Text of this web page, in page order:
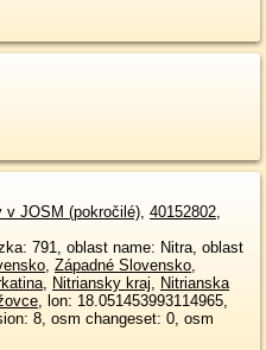
v JOSM (pokročilé), 40152802,
, Západné Slovensko,
, Nitriansky kraj, Nitrianska
, lon: 18.051453993114965,
8, osm changeset: 0, osm